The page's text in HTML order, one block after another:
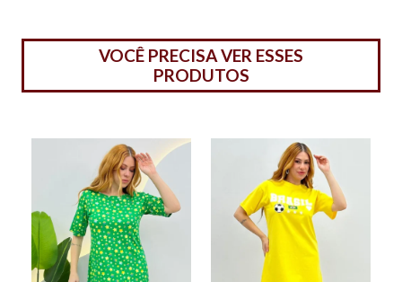
VOCÊ PRECISA VER ESSES
PRODUTOS